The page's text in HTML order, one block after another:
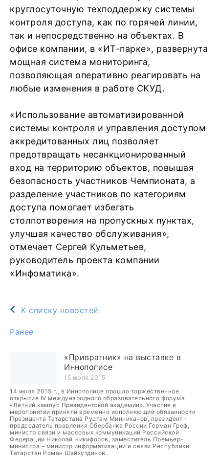
круглосуточную техподдержку системы
контроля доступа, как по горячей линии,
так и непосредственно на объектах. В
офисе компании, в «ИТ-парке», развернута
мощная система мониторинга,
позволяющая оперативно реагировать на
любые изменения в работе СКУД.
«Использование автоматизированной
системы контроля и управления доступом
аккредитованных лиц позволяет
предотвращать несанкционированный
вход на территорию объектов, повышая
безопасность участников Чемпионата, а
разделение участников по категориям
доступа помогает избегать
столпотворения на пропускных пунктах,
улучшая качество обслуживания»,
отмечает Сергей Кульметьев,
руководитель проекта компании
«Инфоматика».
К списку новостей
Ранее
«Привратник» на выставке в
Иннополисе
15 июля 2015
14 июля 2015 г., в Иннополисе прошло торжественное
открытие IV международного образовательного форума
«Летний кампус Президентской академии». Участие в
мероприятии приняли временно исполняющий обязанности
Президента Татарстана Рустам Минниханов, президент –
председатель правления Сбербанка России Герман Греф,
министр связи и массовых коммуникаций Российской
Федерации Николай Никифоров, заместитель Премьер-
министра – министр информатизации и связи Республики
Татарстан Роман Шайхутдинов.